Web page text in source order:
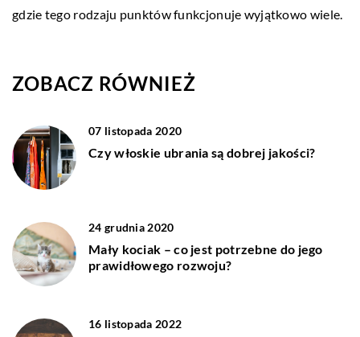
gdzie tego rodzaju punktów funkcjonuje wyjątkowo wiele.
ZOBACZ RÓWNIEŻ
07 listopada 2020
Czy włoskie ubrania są dobrej jakości?
24 grudnia 2020
Mały kociak – co jest potrzebne do jego
prawidłowego rozwoju?
16 listopada 2022